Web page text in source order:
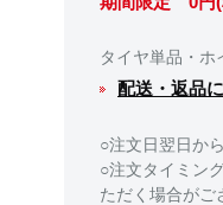
タイヤ単品・ホ
配送・返品
○注文日翌日か
○注文タイミン
ただく場合がご